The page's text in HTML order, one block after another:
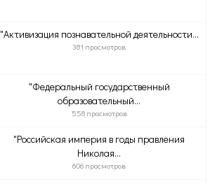
"Активизация познавательной деятельности...
381 просмотров
"Федеральный государственный
образовательный...
558 просмотров
"Российская империя в годы правления
Николая...
606 просмотров